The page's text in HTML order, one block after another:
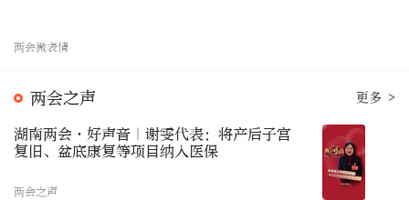
两会微表情
两会之声 更多 >
湖南两会·好声音｜谢雯代表：将产后子宫
复旧、盆底康复等项目纳入医保
两会之声